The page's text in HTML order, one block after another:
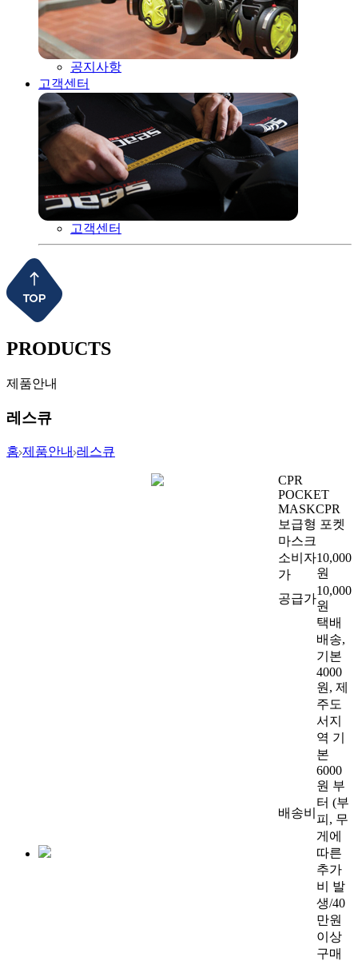
공지사항
고객센터
고객센터
PRODUCTS
제품안내
레스큐
홈 제품안내 레스큐
CPR
POCKET
MASKCPR
보급형 포켓
마스크
소비자
가
10,000
원
공급가
10,000
원
배송비
택배
배송,
기본
4000
원, 제
주도
서지
역 기
본
6000
원 부
터 (부
피, 무
게에
따른
추가
비 발
생/40
만원
이상
구매